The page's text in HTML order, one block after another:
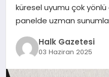
SIYASET
SPOR
küresel uyumu çok yönlü
panelde uzman
Halk Gazetesi
03 Haziran 2025